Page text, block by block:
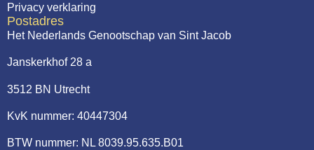
Privacy verklaring
Postadres
Het Nederlands Genootschap van Sint Jacob
Janskerkhof 28 a
3512 BN Utrecht
KvK nummer: 40447304
BTW nummer: NL 8039.95.635.B01